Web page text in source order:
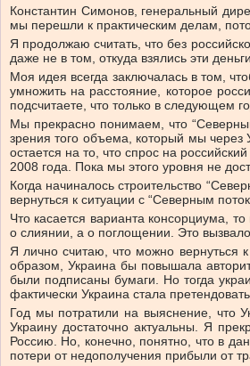
Константин Симонов, генеральный
мы перешли к практическим делам,
Я продолжаю считать, что без
даже не в том, откуда взялись эти
Моя идея всегда заключалась в том,
умножить на расстояние, которое
подсчитаете, что только в следующем
Мы прекрасно понимаем, что
зрения того объема, который мы через
остается на то, что спрос на
2008 года. Пока мы этого уровня не
Когда начиналось строительство
вернуться к ситуации с “Северным
Что касается варианта консорциума,
о слиянии, а о поглощении. Это
Я лично считаю, что можно вернуться
образом, Украина бы повышала
были подписаны бумаги. Но тогда
фактически Украина стала
Год мы потратили на выяснение, что
Украину достаточно актуальны. Я
Россию. Но, конечно, понятно, что в
потери от недополучения прибыли от